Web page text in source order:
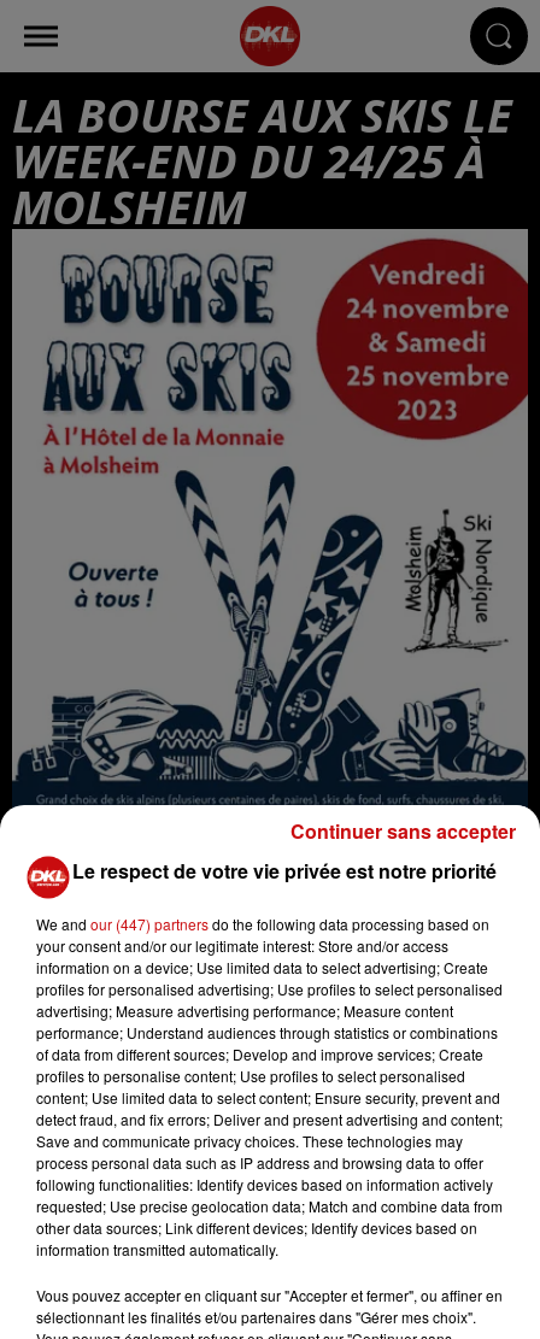
LA BOURSE AUX SKIS LE
WEEK-END DU 24/25 À
MOLSHEIM
La bourse aux skis le week-end du 24/25 à Molsheim
Crédit :La bourse aux skis le week-end du 24/25 à
Molsheim
Ajouter à votre calendrier
Date
24 novembre 2023 à 14h00
au24 novembre 2023 à 20h00
Le respect de votre vie privée est notre priorité
We and our (447) partnersdo the following data processing based on
your consent and/or our legitimate interest: Store and/or access
information on a device; Use limited data to select advertising; Create
profiles for personalised advertising; Use profiles to select personalised
advertising; Measure advertising performance; Measure content
performance; Understand audiences through statistics or combinations
of data from different sources; Develop and improve services; Create
profiles to personalise content; Use profiles to select personalised
content; Use limited data to select content; Ensure security, prevent and
detect fraud, and fix errors; Deliver and present advertising and content;
Save and communicate privacy choices. These technologies may
process personal data such as IP address and browsing data to offer
following functionalities: Identify devices based on information actively
requested; Use precise geolocation data; Match and combine data from
other data sources; Link different devices; Identify devices based on
information transmitted automatically.
Vous pouvez accepter en cliquant sur "Accepter et fermer", ou affiner en
sélectionnant les finalités et/ou partenaires dans "Gérer mes choix".
Continuer sans accepter